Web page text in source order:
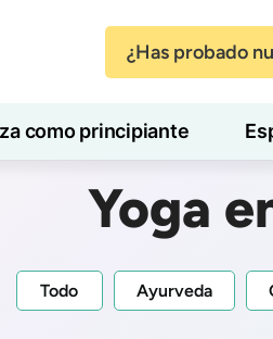
¿Has probado
como principiante
Yoga
Todo Ayurveda